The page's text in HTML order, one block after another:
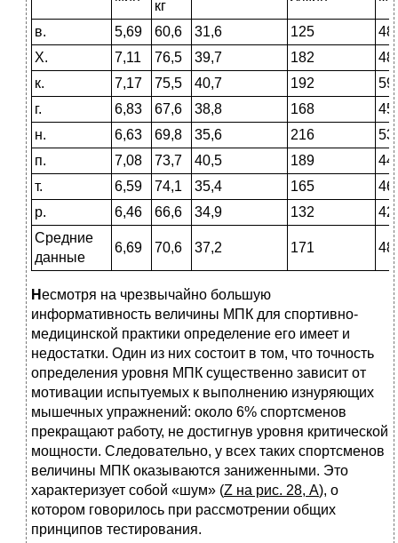
кг
в. 5,69 60,6 31,6 125
48
X.
7,11 76,5 39,7 182
48
к.
7,17 75,5 40,7 192
59
г.
6,83 67,6 38,8 168
45
н.
6,63 69,8 35,6 216
53
п.
7,08 73,7 40,5 189
44
т.
6,59 74,1 35,4 165
46
р.
6,46 66,6 34,9 132
42
Средние
данные
6,69 70,6 37,2 171 48
Несмотря на чрезвычайно большую
информативность величины МПК для спортивно-
медицинской практики определение его имеет и
недостатки. Один из них состоит в том, что точность
определения уровня МПК существенно зависит от
мотивации испытуемых к выполнению изнуряющих
мышечных упражнений: около 6% спортсменов
прекращают работу, не достигнув уровня критической
мощности. Следовательно, у всех таких спортсменов
величины МПК оказываются заниженными. Это
характеризует собой «шум» (Z на рис. 28, А), о
котором говорилось при рассмотрении общих
принципов тестирования.